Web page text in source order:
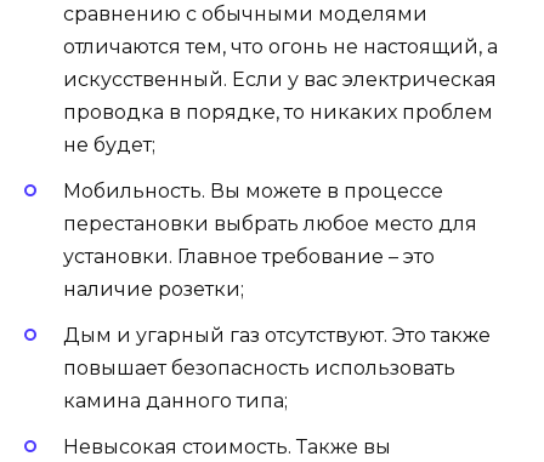
сравнению с обычными моделями
отличаются тем, что огонь не настоящий, а
искусственный. Если у вас электрическая
проводка в порядке, то никаких проблем
не будет;
Мобильность. Вы можете в процессе
перестановки выбрать любое место для
установки. Главное требование – это
наличие розетки;
Дым и угарный газ отсутствуют. Это также
повышает безопасность использовать
камина данного типа;
Невысокая стоимость. Также вы